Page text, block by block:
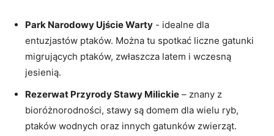
Park Narodowy ⁣Ujście Warty ⁣- idealne dla
entuzjastów ptaków. Można‌ tu spotkać liczne ⁢gatunki
migrujących ptaków, zwłaszcza latem⁣ i ⁣wczesną
jesienią.
Rezerwat Przyrody ⁣Stawy Milickie – ⁤znany z
⁣bioróżnorodności,⁢ stawy są ​domem dla wielu ryb,
⁤ptaków wodnych oraz innych gatunków zwierząt.